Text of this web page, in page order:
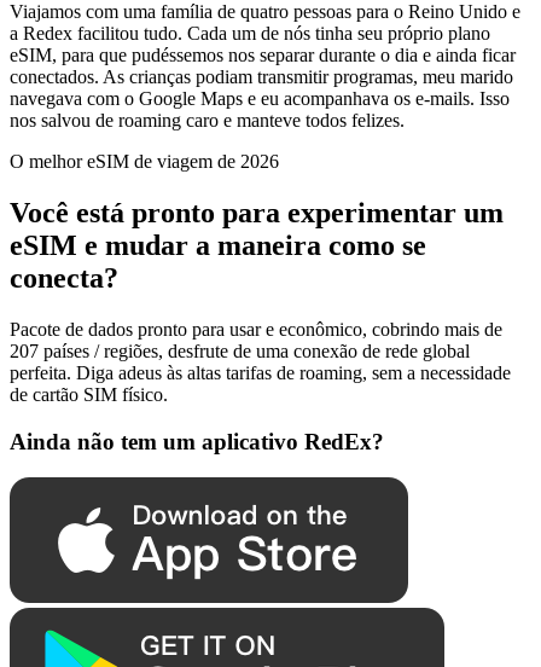
Viajamos com uma família de quatro pessoas para o Reino Unido e
a Redex facilitou tudo. Cada um de nós tinha seu próprio plano
eSIM, para que pudéssemos nos separar durante o dia e ainda ficar
conectados. As crianças podiam transmitir programas, meu marido
navegava com o Google Maps e eu acompanhava os e-mails. Isso
nos salvou de roaming caro e manteve todos felizes.
O melhor eSIM de viagem de 2026
Você está pronto para experimentar um
eSIM e mudar a maneira como se
conecta?
Pacote de dados pronto para usar e econômico, cobrindo mais de
207 países / regiões, desfrute de uma conexão de rede global
perfeita. Diga adeus às altas tarifas de roaming, sem a necessidade
de cartão SIM físico.
Ainda não tem um aplicativo RedEx?